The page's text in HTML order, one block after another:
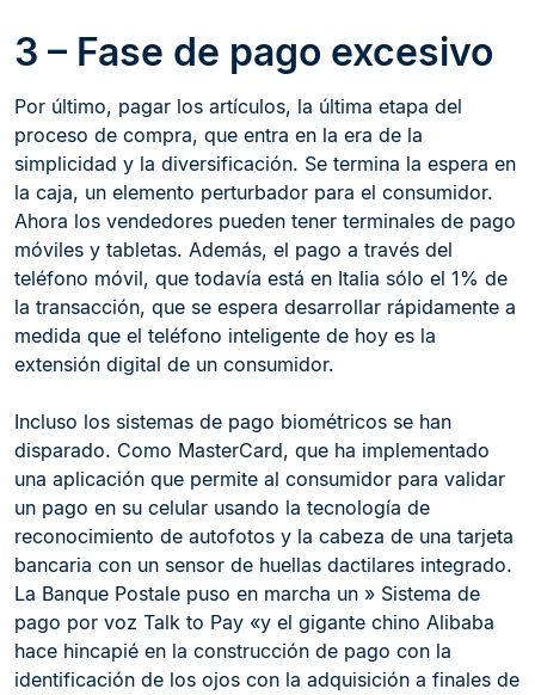
3 – Fase de pago excesivo
Por último, pagar los artículos, la última etapa del
proceso de compra, que entra en la era de la
simplicidad y la diversificación. Se termina la espera en
la caja, un elemento perturbador para el consumidor.
Ahora los vendedores pueden tener terminales de pago
móviles y tabletas. Además, el pago a través del
teléfono móvil, que todavía está en Italia sólo el 1% de
la transacción, que se espera desarrollar rápidamente a
medida que el teléfono inteligente de hoy es la
extensión digital de un consumidor.
Incluso los sistemas de pago biométricos se han
disparado. Como MasterCard, que ha implementado
una aplicación que permite al consumidor para validar
un pago en su celular usando la tecnología de
reconocimiento de autofotos y la cabeza de una tarjeta
bancaria con un sensor de huellas dactilares integrado.
La Banque Postale puso en marcha un » Sistema de
pago por voz Talk to Pay «y el gigante chino Alibaba
hace hincapié en la construcción de pago con la
identificación de los ojos con la adquisición a finales de